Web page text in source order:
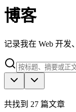
博客
记录我在 Web 开发
共找到 27 篇文章